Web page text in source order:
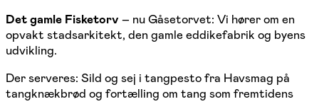
Det gamle Fisketorv – nu Gåsetorvet: Vi hører om en
opvakt stadsarkitekt, den gamle eddikefabrik og byens
udvikling.
Der serveres: Sild og sej i tangpesto fra Havsmag på
tangknækbrød og fortælling om tang som fremtidens